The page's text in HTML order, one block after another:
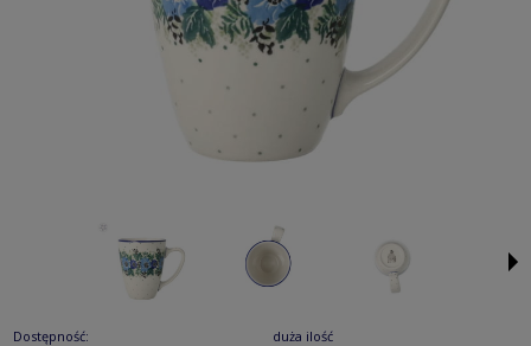
Dostępność:
duża ilość